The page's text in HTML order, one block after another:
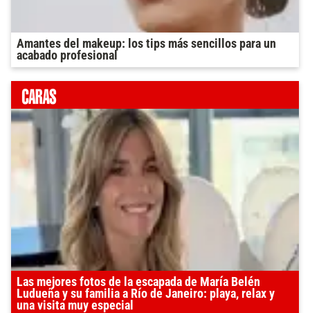
Amantes del makeup: los tips más sencillos para un
acabado profesional
Las mejores fotos de la escapada de María Belén
Ludueña y su familia a Río de Janeiro: playa, relax y
una visita muy especial